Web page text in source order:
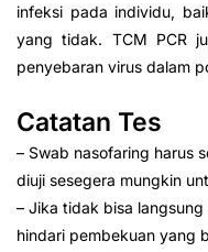
infeksi pada individu,
yang tidak. TCM PCR
penyebaran virus dalam
Catatan Tes
– Swab nasofaring harus
diuji sesegera mungkin
– Jika tidak bisa
hindari pembekuan yang